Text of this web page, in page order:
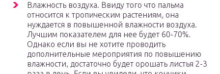
Влажность воздуха. Ввиду того что пальма
относится к тропическим растениям, она
нуждается в повышенной влажности воздуха.
Лучшим показателем для нее будет 60-70%.
Однако если вы не хотите проводить
дополнительные мероприятия по повышению
влажности, достаточно будет орошать листья 2-3